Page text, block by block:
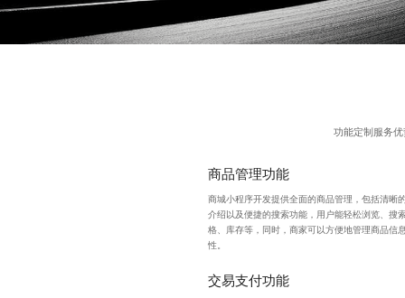
功能定制服务
商品管理功能
商城小程序开发提供全面的商品管理，包括清晰
介绍以及便捷的搜索功能，用户能轻松浏览、搜
格、库存等，同时，商家可以方便地管理商品信
性。
交易支付功能